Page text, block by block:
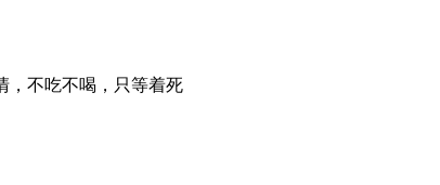
，不吃不喝，只等着死